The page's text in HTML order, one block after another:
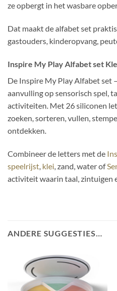
ze opbergt in het wasbare
Dat maakt de alfabet set
gastouders, kinderopvang,
Inspire My Play Alfabet set
De Inspire My Play Alfabet set
aanvulling op sensorisch spel,
activiteiten. Met 26 siliconen
zoeken, sorteren, vullen,
ontdekken.
Combineer de letters met de
speelrijst klei , zand, water of
activiteit waarin taal, zintuigen
ANDERE SUGGESTIES…